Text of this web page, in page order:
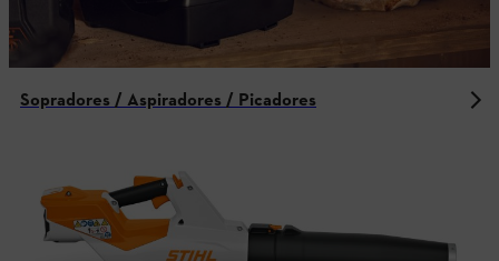
Sopradores / Aspiradores / Picadores